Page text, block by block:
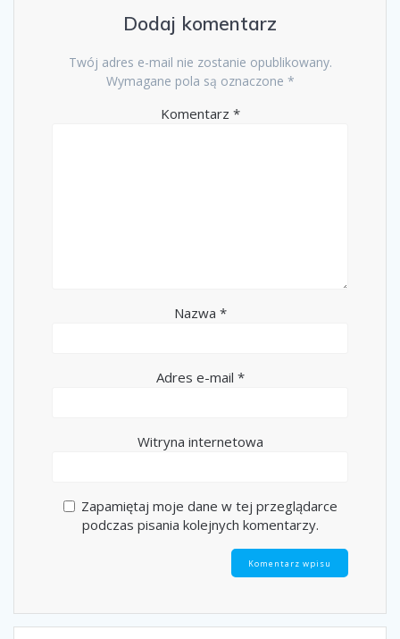
Dodaj komentarz
Twój adres e-mail nie zostanie opublikowany.
Wymagane pola są oznaczone *
Komentarz *
Nazwa *
Adres e-mail *
Witryna internetowa
Zapamiętaj moje dane w tej przeglądarce
podczas pisania kolejnych komentarzy.